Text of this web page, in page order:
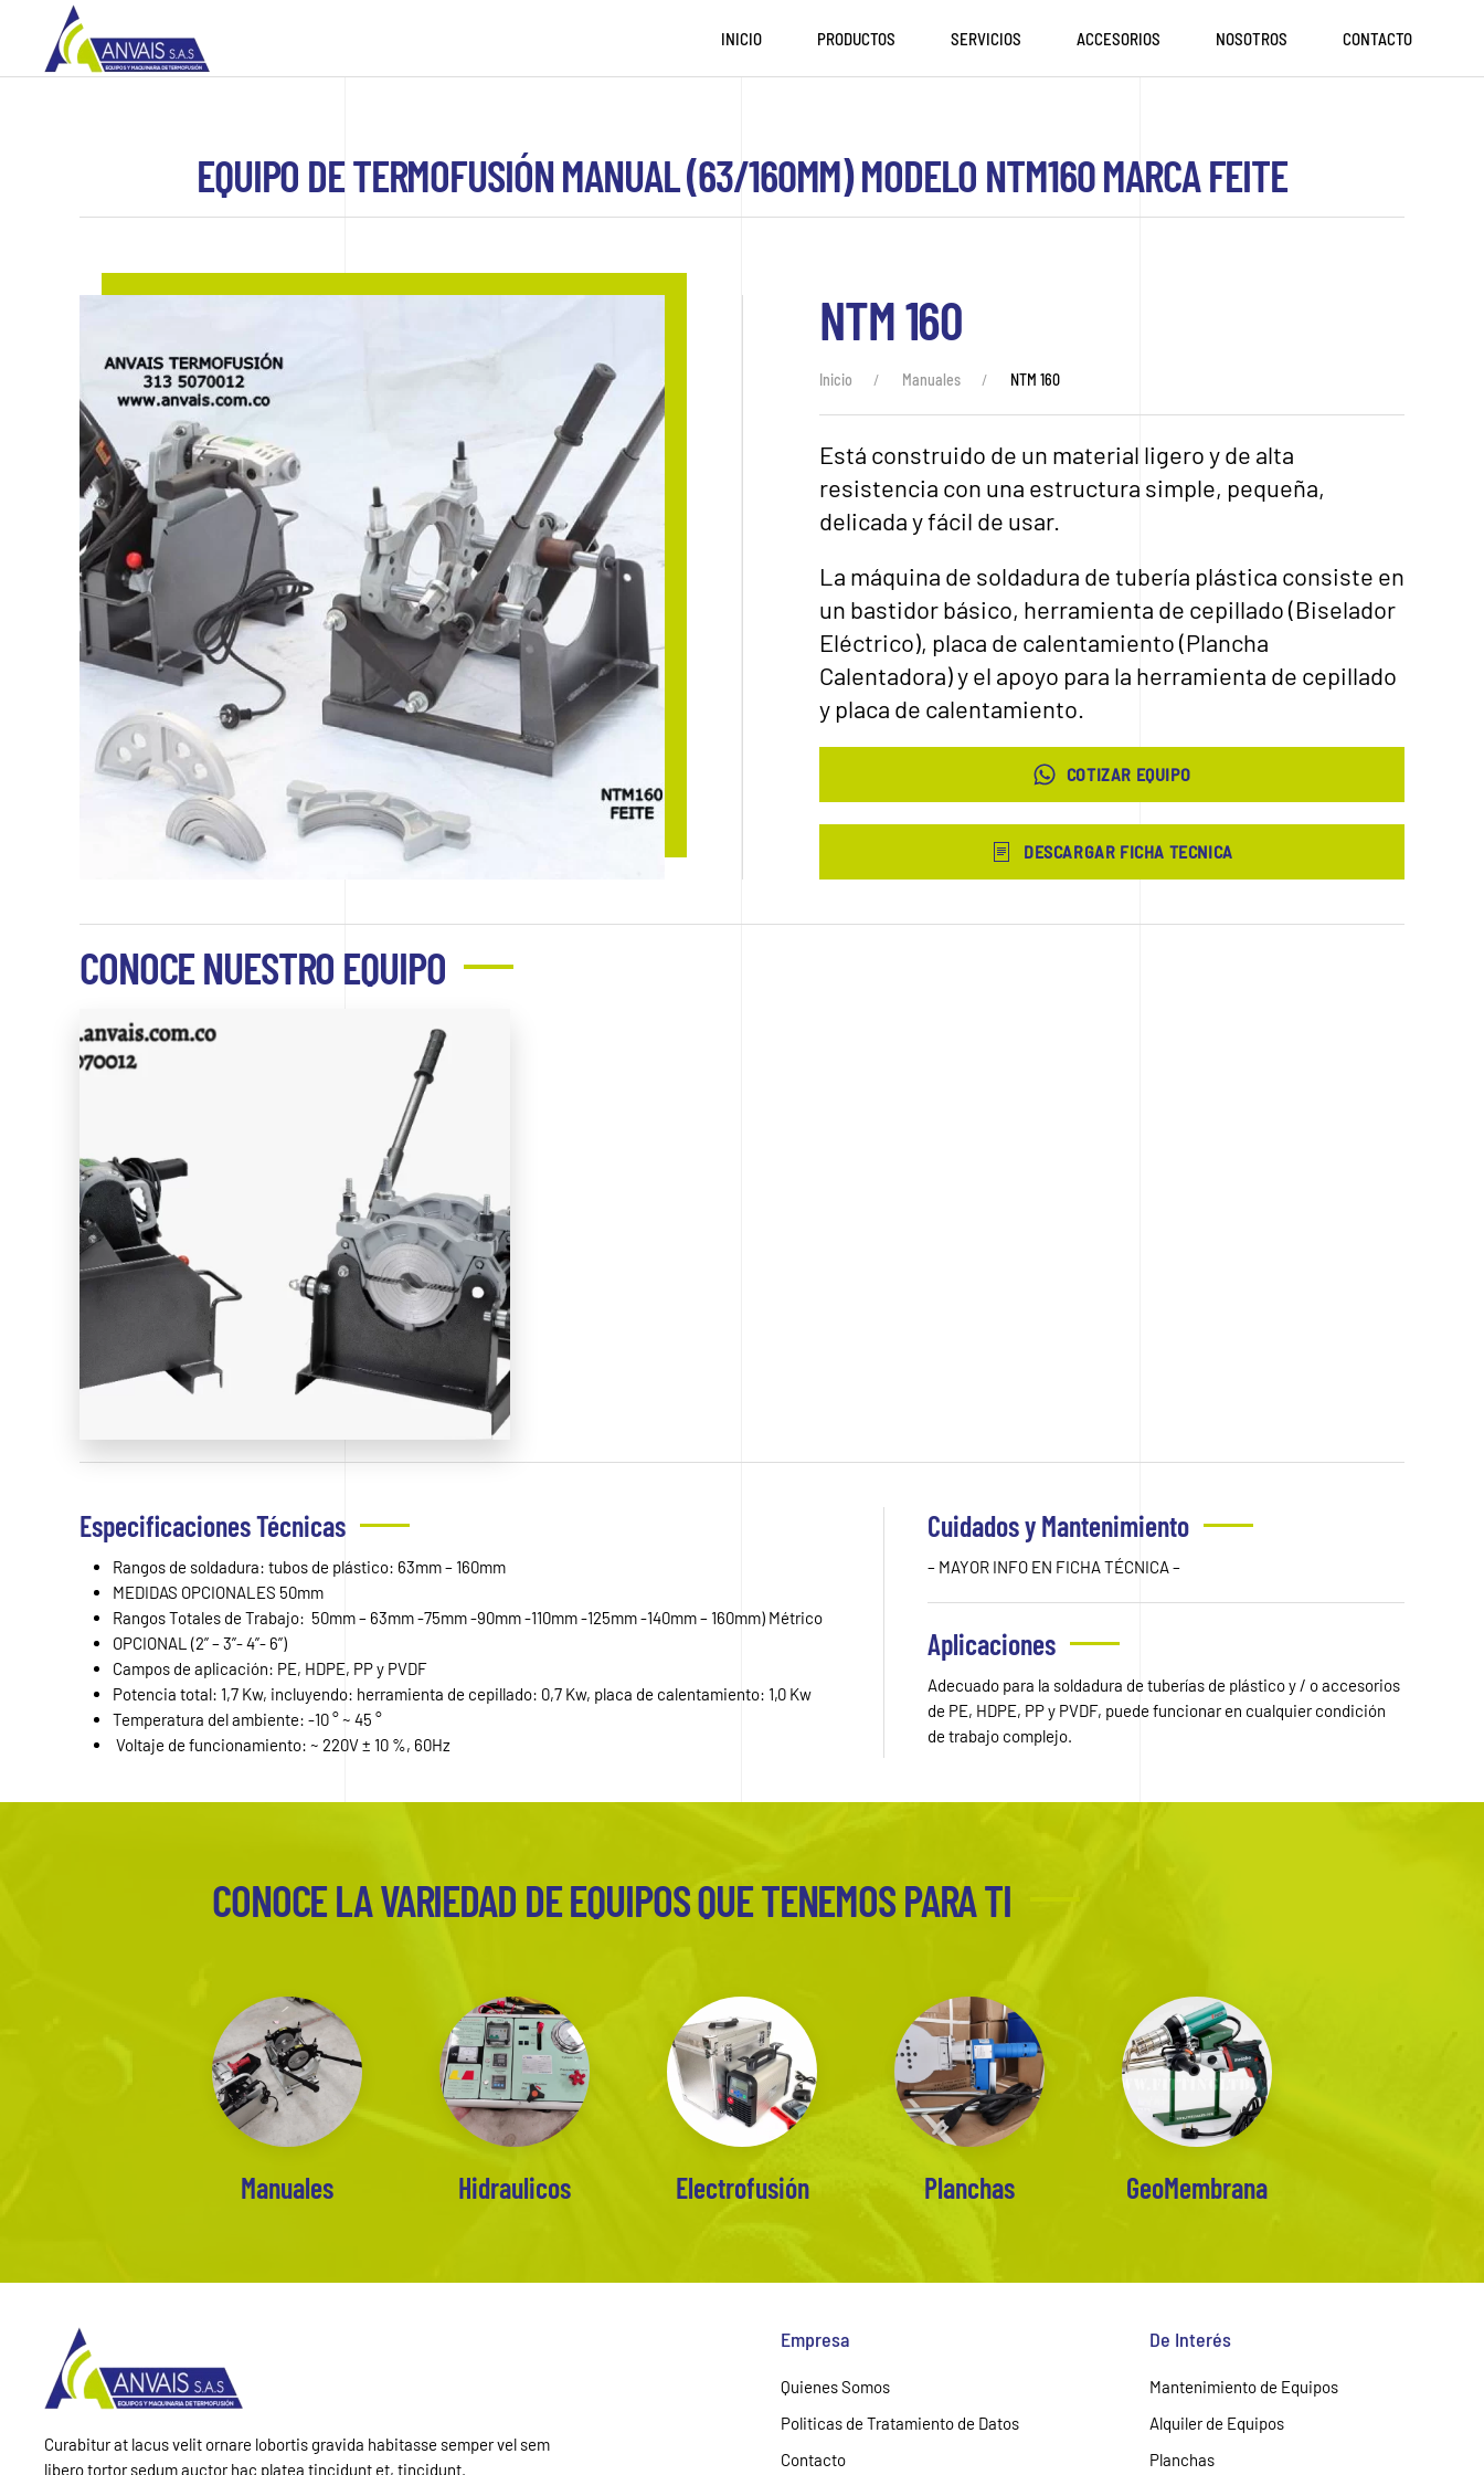
Skip to main content
INICIO PRODUCTOS SERVICIOS ACCESORIOS NOSOTROS CONTACTO
EQUIPO DE TERMOFUSIÓN MANUAL (63/160MM) MODELO NTM160 MARCA FEITE
NTM 160
Inicio Manuales NTM 160
Está construido de un material ligero y de alta
resistencia con una estructura simple, pequeña,
delicada y fácil de usar.
La máquina de soldadura de tubería plástica consiste en
un bastidor básico, herramienta de cepillado (Biselador
Eléctrico), placa de calentamiento (Plancha
Calentadora) y el apoyo para la herramienta de cepillado
y placa de calentamiento.
COTIZAR EQUIPO
DESCARGAR FICHA TECNICA
CONOCE NUESTRO EQUIPO
Especificaciones Técnicas
Rangos de soldadura: tubos de plástico: 63mm – 160mm
MEDIDAS OPCIONALES 50mm
Rangos Totales de Trabajo: 50mm – 63mm -75mm -90mm -110mm -125mm -140mm – 160mm) Métrico
OPCIONAL (2” – 3”- 4”- 6”)
Campos de aplicación: PE, HDPE, PP y PVDF
Potencia total: 1,7 Kw, incluyendo: herramienta de cepillado: 0,7 Kw, placa de calentamiento: 1,0 Kw
Temperatura del ambiente: -10 ° ~ 45 °
Voltaje de funcionamiento: ~ 220V ± 10 %, 60Hz
Cuidados y Mantenimiento
– MAYOR INFO EN FICHA TÉCNICA –
Aplicaciones
Adecuado para la soldadura de tuberías de plástico y / o accesorios
de PE, HDPE, PP y PVDF, puede funcionar en cualquier condición
de trabajo complejo.
CONOCE LA VARIEDAD DE EQUIPOS QUE TENEMOS PARA TI
Manuales Hidraulicos Electrofusión Planchas GeoMembrana
Curabitur at lacus velit ornare lobortis gravida habitasse semper vel sem
libero tortor sedum auctor hac platea tincidunt et, tincidunt.
Empresa
Quienes Somos
Politicas de Tratamiento de Datos
Contacto
De Interés
Mantenimiento de Equipos
Alquiler de Equipos
Planchas